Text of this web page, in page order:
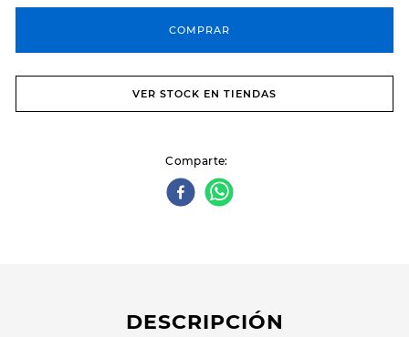
COMPRAR
VER STOCK EN TIENDAS
Comparte
DESCRIPCIÓN